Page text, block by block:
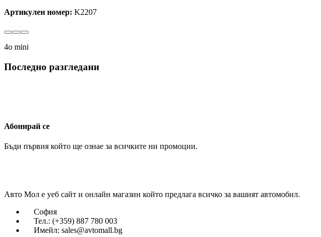
Артикулен номер: K2207
4o mini
Последно разгледани
Абонирай се
Бъди първия който ще ознае за всичките ни промоции.
Авто Мол е уеб сайт и онлайн магазин който предлага всичко за вашият автомобил.
София
Тел.: (+359) 887 780 003
Имейл: sales@avtomall.bg